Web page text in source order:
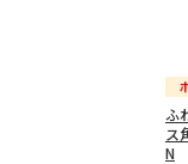
ふ
ス
N